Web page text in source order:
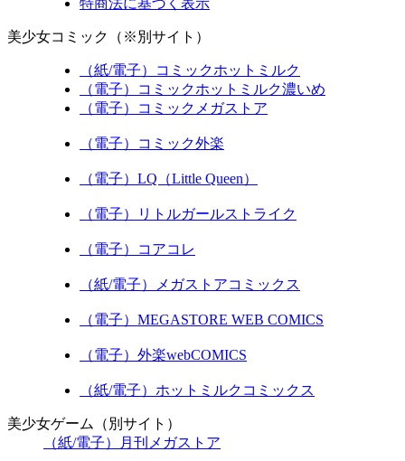
特商法に基づく表示
美少女コミック（※別サイト）
（紙/電子）コミックホットミルク
（電子）コミックホットミルク濃いめ
（電子）コミックメガストア
（電子）コミック外楽
（電子）LQ（Little Queen）
（電子）リトルガールストライク
（電子）コアコレ
（紙/電子）メガストアコミックス
（電子）MEGASTORE WEB COMICS
（電子）外楽webCOMICS
（紙/電子）ホットミルクコミックス
美少女ゲーム（別サイト）
（紙/電子）月刊メガストア